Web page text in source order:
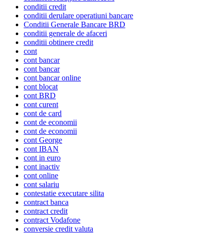
conditii credit
conditii derulare operatiuni bancare
Conditii Generale Bancare BRD
conditii generale de afaceri
conditii obtinere credit
cont
cont bancar
cont bancar
cont bancar online
cont blocat
cont BRD
cont curent
cont de card
cont de economii
cont de economii
cont George
cont IBAN
cont in euro
cont inactiv
cont online
cont salariu
contestatie executare silita
contract banca
contract credit
contract Vodafone
conversie credit valuta